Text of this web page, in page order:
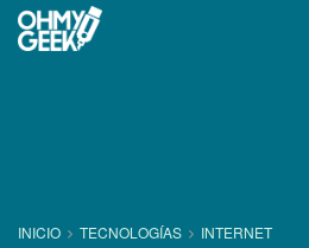
INICIO TECNOLOGÍ­AS INTERNET